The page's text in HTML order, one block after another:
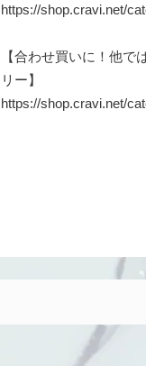
https://shop.cravi.net/
【合わせ買いに！他で
リー】
https://shop.cravi.net/